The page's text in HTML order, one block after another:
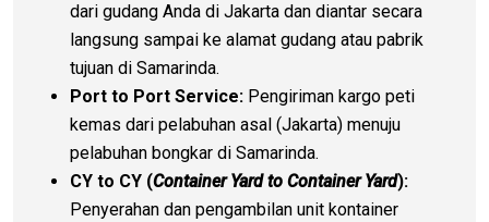
dari gudang Anda di Jakarta dan diantar secara
langsung sampai ke alamat gudang atau pabrik
tujuan di Samarinda.
Port to Port Service: Pengiriman kargo peti
kemas dari pelabuhan asal (Jakarta) menuju
pelabuhan bongkar di Samarinda.
CY to CY (Container Yard to Container Yard):
Penyerahan dan pengambilan unit kontainer